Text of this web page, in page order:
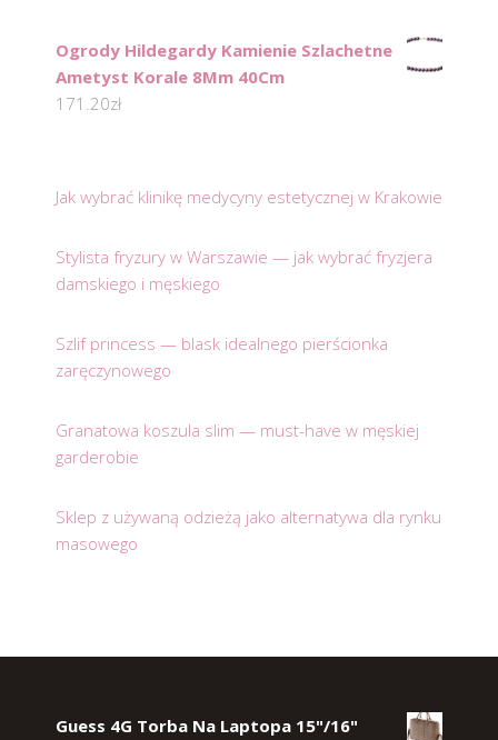
Ogrody Hildegardy Kamienie Szlachetne
Ametyst Korale 8Mm 40Cm
171.20zł
Jak wybrać klinikę medycyny estetycznej w Krakowie
Stylista fryzury w Warszawie — jak wybrać fryzjera
damskiego i męskiego
Szlif princess — blask idealnego pierścionka
zaręczynowego
Granatowa koszula slim — must-have w męskiej
garderobie
Sklep z używaną odzieżą jako alternatywa dla rynku
masowego
Guess 4G Torba Na Laptopa 15"/16"